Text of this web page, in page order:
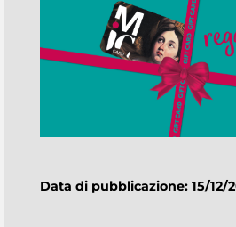
Data di pubblicazione: 15/12/